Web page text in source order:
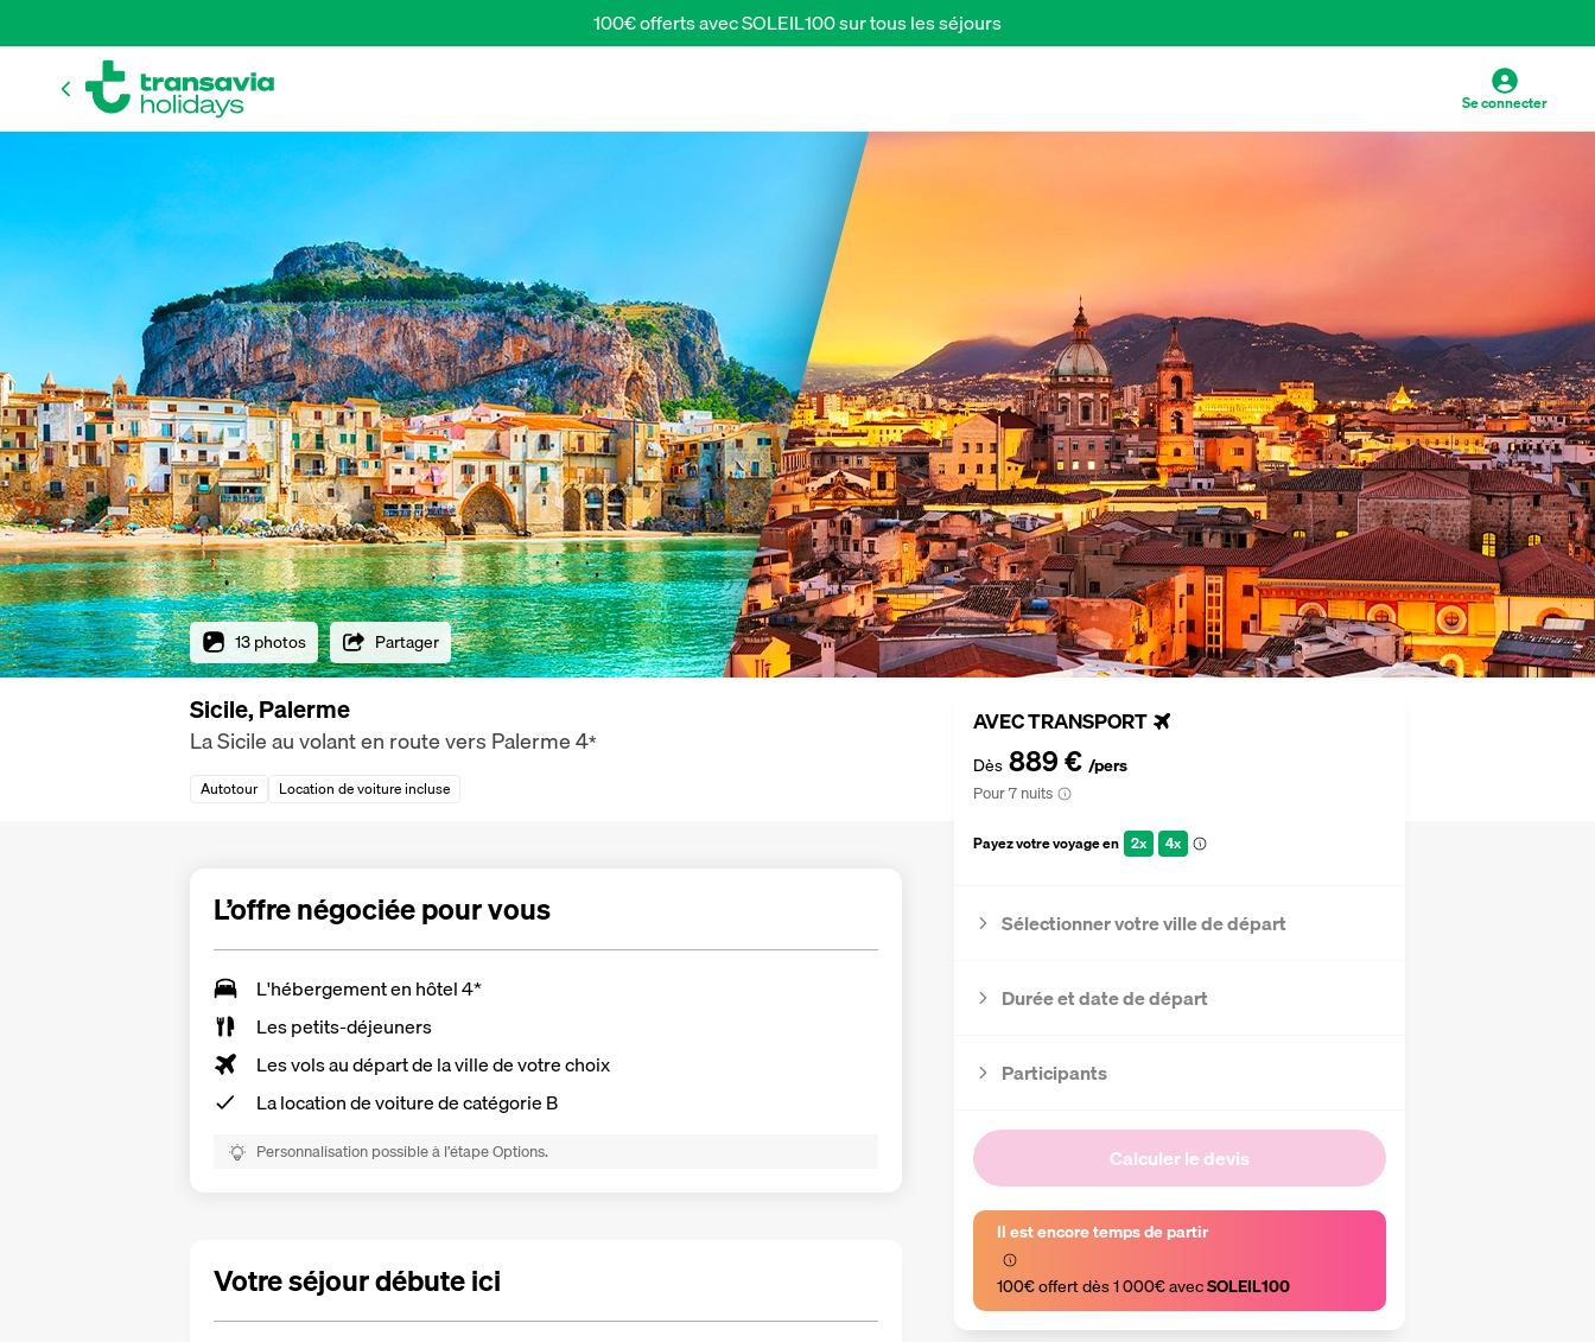
100€ offerts avec SOLEIL100 sur tous les séjours
Se connecter
13 photos Partager
Sicile, Palerme
La Sicile au volant en route vers Palerme4*
Autotour Location de voiture incluse
AVEC TRANSPORT
Dès 889 € /pers
Pour 7 nuits
Payez votre voyage en 2x 4x
Sélectionner votre ville de départ
Durée et date de départ
Participants
Calculer le devis
Il est encore temps de partir
100€ offert dès 1 000€ avec SOLEIL100
L’offre négociée pour vous
L'hébergement en hôtel 4*
Lespetits-déjeuners
Les vols au départ de la ville de votre choix
Lalocation de voiturede catégorie B
Personnalisation possible à l’étape Options.
Votre séjour débute ici